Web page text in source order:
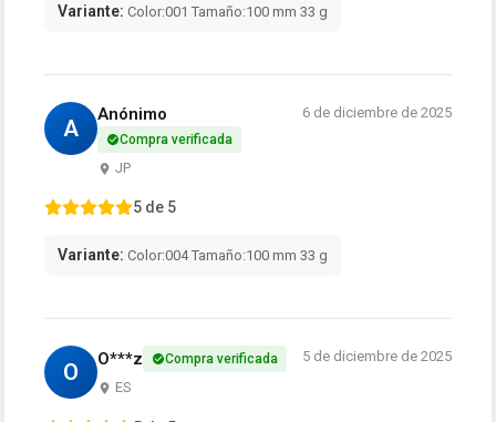
Variante: Color:001 Tamaño:100 mm 33 g
A
Anónimo
Compra verificada
JP
6 de diciembre de 2025
5 de 5
Variante: Color:004 Tamaño:100 mm 33 g
O O***z Compra verificada
ES
5 de diciembre de 2025